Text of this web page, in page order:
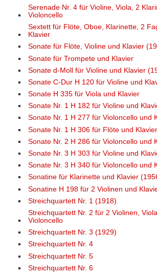
Serenade Nr. 4 für Violine, Viola, 2
Violoncello
Sextett für Flöte, Oboe, Klarinette, 2
Klavier
Sonate für Flöte, Violine und Klavier
Sonate für Trompete und Klavier
Sonate d-Moll für Violine und Klavier
Sonate C-Dur H 120 für Violine und
Sonate H 335 für Viola und Klavier
Sonate Nr. 1 H 182 für Violine und
Sonate Nr. 1 H 277 für Violoncello und
Sonate Nr. 1 H 306 für Flöte und Klavier
Sonate Nr. 2 H 286 für Violoncello und
Sonate Nr. 3 H 303 für Violine und
Sonate Nr. 3 H 340 für Violoncello und
Sonatine für Klarinette und Klavier
Sonatine H 198 für 2 Violinen und
Streichquartett Nr. 1 (1918)
Streichquartett Nr. 2 für 2 Violinen,
Violoncello
Streichquartett Nr. 3 (1929)
Streichquartett Nr. 4
Streichquartett Nr. 5
Streichquartett Nr. 6